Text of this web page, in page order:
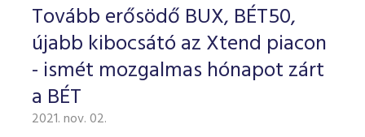
Tovább erősödő BUX, BÉT50,
újabb kibocsátó az Xtend piacon
- ismét mozgalmas hónapot zárt
a BÉT
2021. nov. 02.